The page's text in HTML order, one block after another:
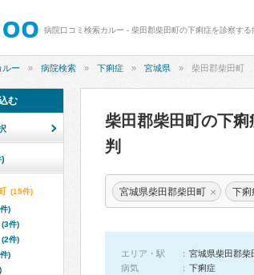
病院口コミ検索カルー - 柴田郡柴田町の下痢症を診察す
ルー 病院検索 下痢症 宮城県 柴田郡柴田町
柴田郡柴田町の下
判
宮城県柴田郡柴田町 × 下痢
エリア・駅
宮城県柴田郡柴
病気
下痢症
む
(15件)
)
(3件)
(2件)
)